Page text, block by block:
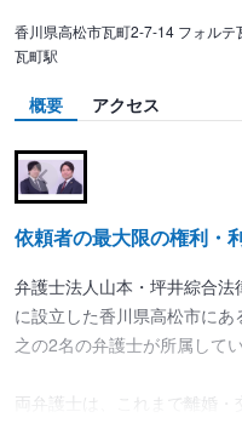
香川県高松市瓦町2-7-14 フォルテ
瓦町駅
概要 アクセス
依頼者の最大限の権利・
弁護士法人山本・坪井綜合
に設立した香川県高松市に
之の2名の弁護士が所属してい
両弁護士は、これまで離婚・